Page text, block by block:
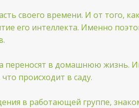
своего времени. И от того,
его интеллекта. Именно
переносят в домашнюю жизнь.
происходит в саду.
в работающей группе,